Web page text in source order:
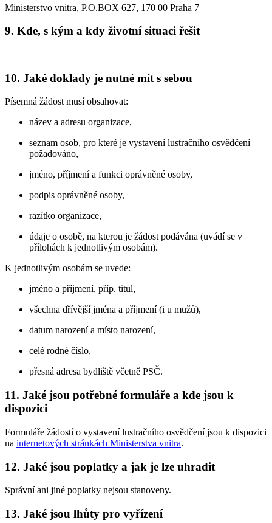
Ministerstvo vnitra, P.O.BOX 627, 170 00 Praha 7
9. Kde, s kým a kdy životní situaci řešit
10. Jaké doklady je nutné mít s sebou
Písemná žádost musí obsahovat:
název a adresu organizace,
seznam osob, pro které je vystavení lustračního osvědčení
požadováno,
jméno, příjmení a funkci oprávněné osoby,
podpis oprávněné osoby,
razítko organizace,
údaje o osobě, na kterou je žádost podávána (uvádí se v
přílohách k jednotlivým osobám).
K jednotlivým osobám se uvede:
jméno a příjmení, příp. titul,
všechna dřívější jména a příjmení (i u mužů),
datum narození a místo narození,
celé rodné číslo,
přesná adresa bydliště včetně PSČ.
11. Jaké jsou potřebné formuláře a kde jsou k
dispozici
Formuláře žádostí o vystavení lustračního osvědčení jsou k dispozici
na internetových stránkách Ministerstva vnitra.
12. Jaké jsou poplatky a jak je lze uhradit
Správní ani jiné poplatky nejsou stanoveny.
13. Jaké jsou lhůty pro vyřízení